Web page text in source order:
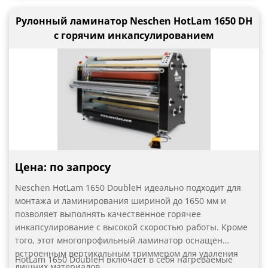
Рулонный ламинатор Neschen HotLam 1650 DH
с горячим инкапсулированием
Цена: по запросу
Neschen HotLam 1650 DoubleH идеально подходит для
монтажа и ламинирования шириной до 1650 мм и
позволяет выполнять качественное горячее
инкапсулирование с высокой скоростью работы. Кроме
того, этот многопрофильный ламинатор оснащен
встроенным вертикальным триммером для удаления
HotLam 1650 DoubleH включает в себя нагреваемые